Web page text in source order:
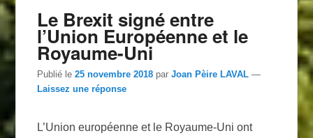
Le Brexit signé entre
l’Union Européenne et le
Royaume-Uni
Publié le25 novembre 2018 parJoan Pèire LAVAL —
Laissez une réponse
L’Union européenne et le Royaume-Uni ont